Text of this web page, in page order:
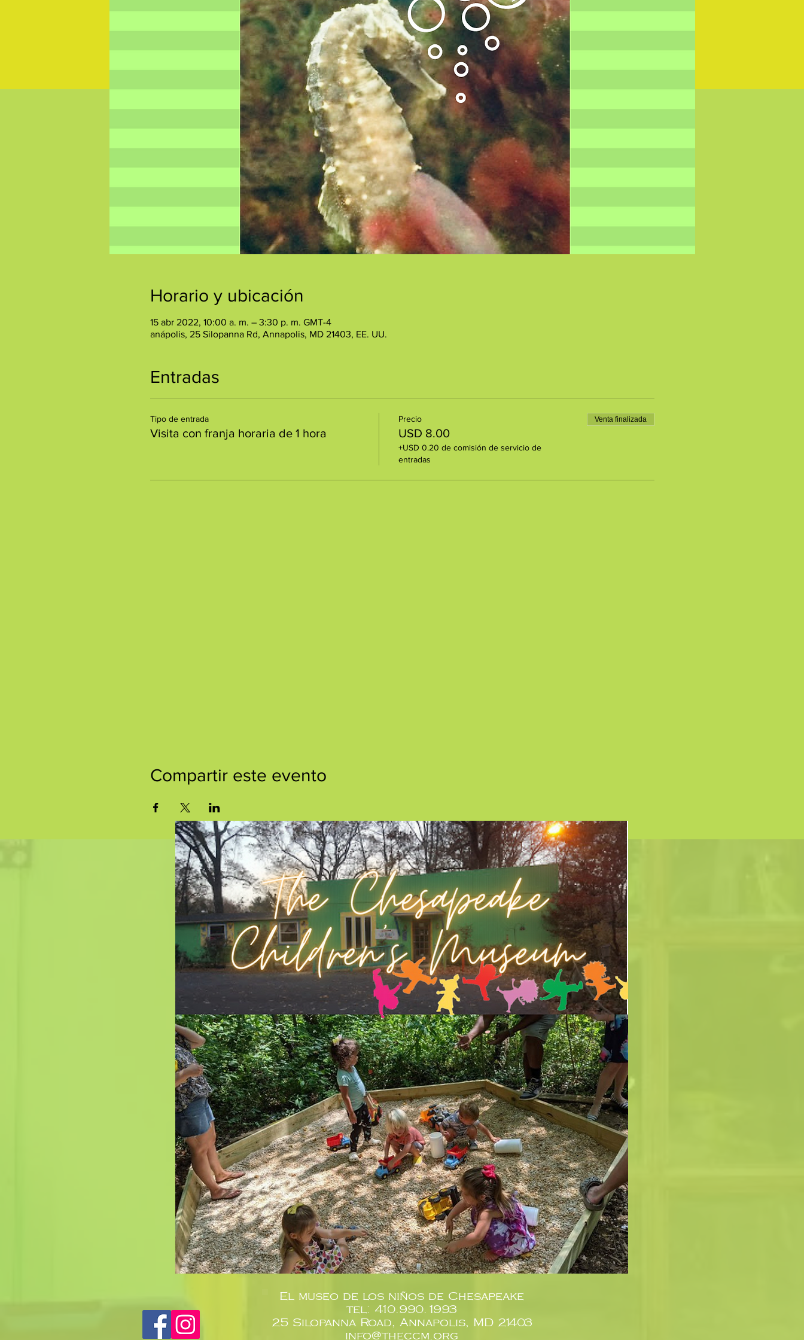
Horario y ubicación
15 abr 2022, 10:00 a. m. – 3:30 p. m. GMT-4
anápolis, 25 Silopanna Rd, Annapolis, MD 21403, EE. UU.
Entradas
Tipo de entrada
Visita con franja horaria de 1 hora
Precio
USD 8.00
+USD 0.20 de comisión de servicio de
entradas
Venta finalizada
Compartir este evento
El museo de los niños de Chesapeake
tel: 410.990.1993
25 Silopanna Road, Annapolis, MD 21403
info@theccm.org